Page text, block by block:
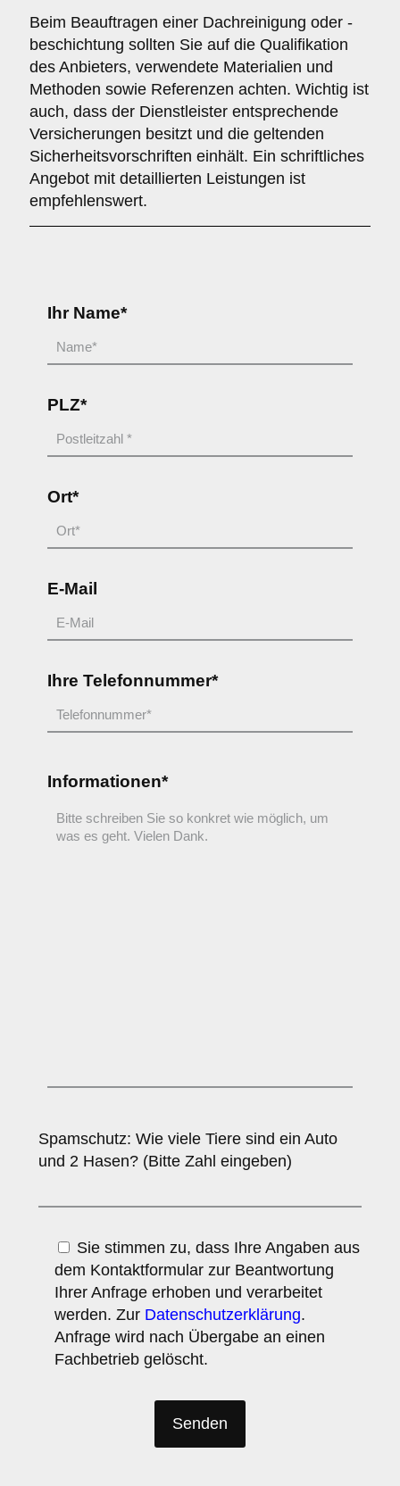
Beim Beauftragen einer Dachreinigung oder -
beschichtung sollten Sie auf die Qualifikation
des Anbieters, verwendete Materialien und
Methoden sowie Referenzen achten. Wichtig ist
auch, dass der Dienstleister entsprechende
Versicherungen besitzt und die geltenden
Sicherheitsvorschriften einhält. Ein schriftliches
Angebot mit detaillierten Leistungen ist
empfehlenswert.
Ihr Name*
PLZ*
Ort*
E-Mail
Ihre Telefonnummer*
Informationen*
Spamschutz: Wie viele Tiere sind ein Auto
und 2 Hasen? (Bitte Zahl eingeben)
Sie stimmen zu, dass Ihre Angaben aus
dem Kontaktformular zur Beantwortung
Ihrer Anfrage erhoben und verarbeitet
werden. Zur Datenschutzerklärung.
Anfrage wird nach Übergabe an einen
Fachbetrieb gelöscht.